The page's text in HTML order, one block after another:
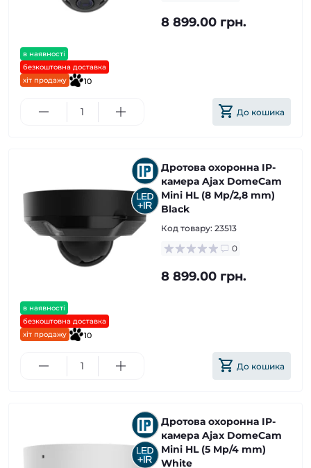
в наявності
безкоштовна доставка
хіт продажу
10
8 899.00 грн.
До кошика
в наявності
безкоштовна доставка
хіт продажу
10
Дротова охоронна IP-
камера Ajax DomeCam
Mini HL (8 Mp/2,8 mm)
Black
Код товару: 23513
0
8 899.00 грн.
До кошика
Дротова охоронна IP-
камера Ajax DomeCam
Mini HL (5 Mp/4 mm)
White